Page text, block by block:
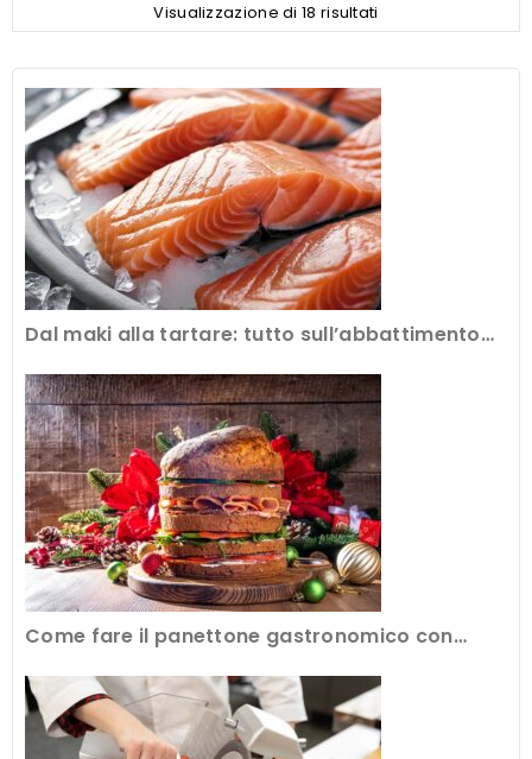
Visualizzazione di 18 risultati
Dal maki alla tartare: tutto sull’abbattimento
Come fare il panettone gastronomico con